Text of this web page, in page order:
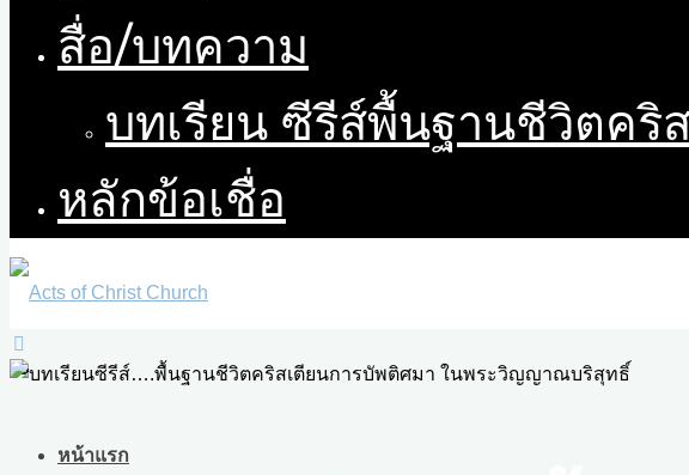
สื่อ/บทความ
บทเรียน ซีรีส์พื้นฐานชีวิตคริ
หลักข้อเชื่อ
หน้าแรก